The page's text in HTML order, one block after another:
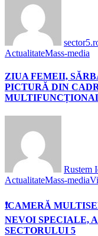
ActualitateMass-media
ZIUA FEMEII,
PICTURĂ DIN
Rustem
ActualitateMass-media
❗️CAMERĂ
NEVOI SPECIALE,
SECTORULUI 5